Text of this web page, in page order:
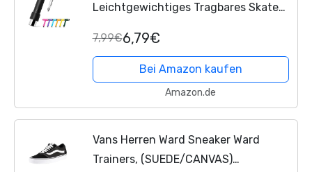
Leichtgewichtiges Tragbares Skate
Phillips-Schraubendreher - Justiere
Rollschuhe,...
7,99€6,79€
Bei Amazon kaufen
Amazon.de
Vans Herren Ward Sneaker Ward
Trainers, (SUEDE/CANVAS)